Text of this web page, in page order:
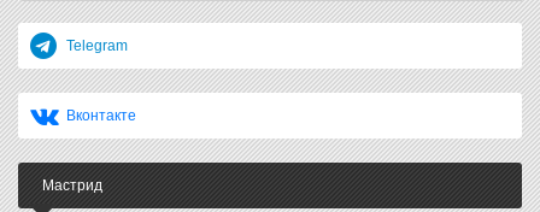
Telegram
Вконтакте
Мастрид